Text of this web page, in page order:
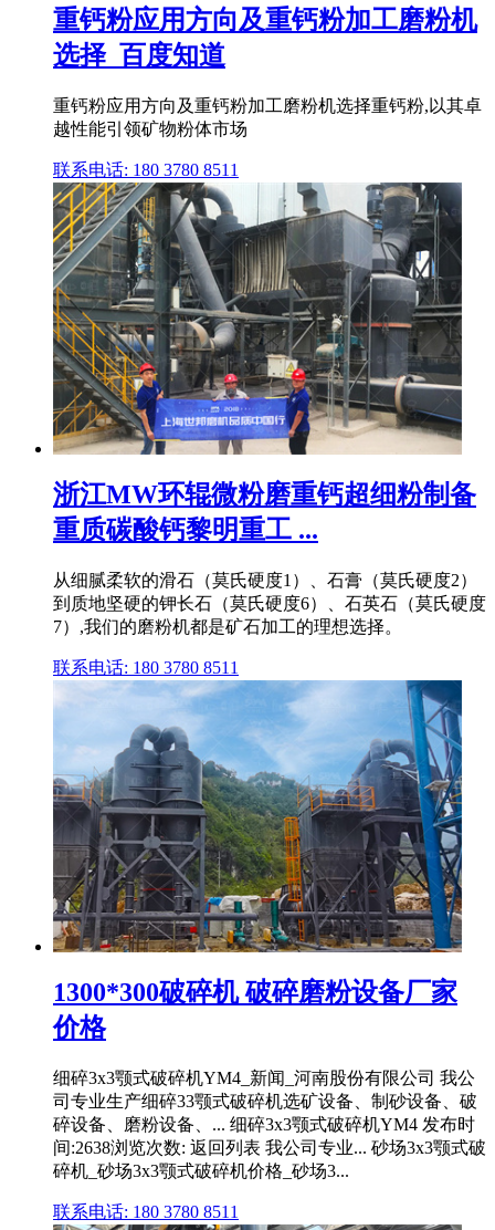
重钙粉应用方向及重钙粉加工磨粉机
选择_百度知道
重钙粉应用方向及重钙粉加工磨粉机选择重钙粉,以其卓
越性能引领矿物粉体市场
联系电话: 180 3780 8511
浙江MW环辊微粉磨重钙超细粉制备
重质碳酸钙黎明重工 ...
从细腻柔软的滑石（莫氏硬度1）、石膏（莫氏硬度2）
到质地坚硬的钾长石（莫氏硬度6）、石英石（莫氏硬度
7）,我们的磨粉机都是矿石加工的理想选择。
联系电话: 180 3780 8511
1300*300破碎机 破碎磨粉设备厂家
价格
细碎3x3颚式破碎机YM4_新闻_河南股份有限公司 我公
司专业生产细碎33颚式破碎机选矿设备、制砂设备、破
碎设备、磨粉设备、... 细碎3x3颚式破碎机YM4 发布时
间:2638浏览次数: 返回列表 我公司专业... 砂场3x3颚式破
碎机_砂场3x3颚式破碎机价格_砂场3...
联系电话: 180 3780 8511